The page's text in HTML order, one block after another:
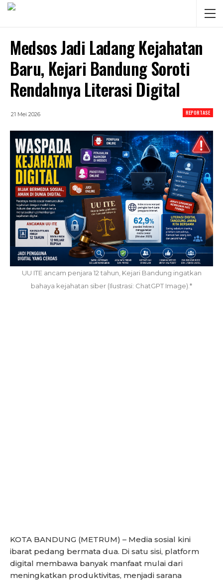
Medsos Jadi Ladang Kejahatan
Baru, Kejari Bandung Soroti
Rendahnya Literasi Digital
REPORTASE
21 Mei 2026
UU ITE ancam penjara 12 tahun, Kejari Bandung ingatkan
bahaya kejahatan siber (Ilustrasi: ChatGPT Image).*
KOTA BANDUNG (METRUM) – Media sosial kini
ibarat pedang bermata dua. Di satu sisi, platform
digital membawa banyak manfaat mulai dari
meningkatkan produktivitas, menjadi sarana